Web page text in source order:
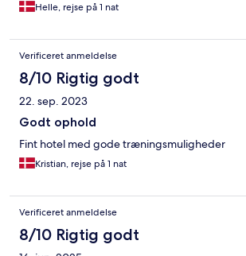
Helle, rejse på 1 nat
Verificeret anmeldelse
8/10 Rigtig godt
22. sep. 2023
Godt ophold
Fint hotel med gode træningsmuligheder
Kristian, rejse på 1 nat
Verificeret anmeldelse
8/10 Rigtig godt